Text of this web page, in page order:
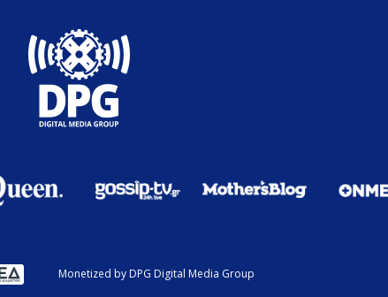
Monetized by DPG Digital Media Group